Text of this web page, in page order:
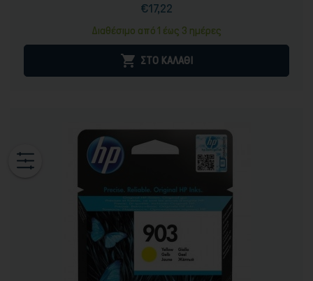
Τιμή
€17,22Κανονική
Διαθέσιμο από 1 έως 3 ημέρες
 ΣΤΟ ΚΑΛΑΘΙ